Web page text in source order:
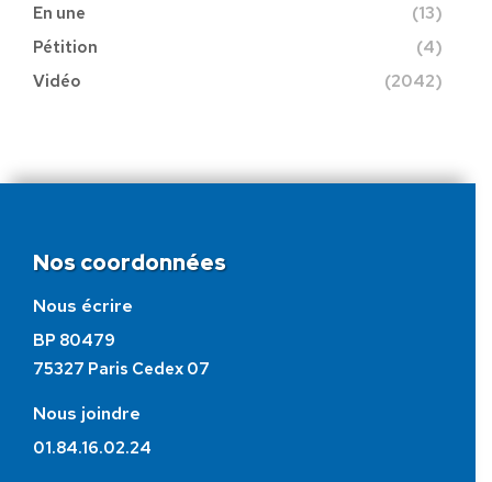
En une
(13)
Pétition
(4)
Vidéo
(2042)
Nos coordonnées
Nous écrire
BP 80479
75327 Paris Cedex 07
Nous joindre
01.84.16.02.24